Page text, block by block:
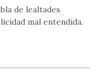
de lealtades
mal entendida.